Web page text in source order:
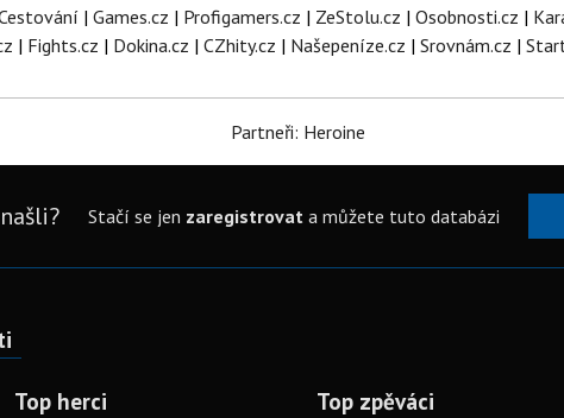
| Games.cz | Profigamers.cz | ZeStolu.cz | Osobnosti.cz |
| Fights.cz | Dokina.cz | CZhity.cz | Našepeníze.cz | Srovnám.cz |
Partneři: Heroine
Stačí se jen zaregistrovata můžete tuto databázi
Top herci Top zpěváci